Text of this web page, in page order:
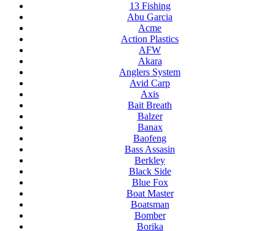
13 Fishing
Abu Garcia
Acme
Action Plastics
AFW
Akara
Anglers System
Avid Carp
Axis
Bait Breath
Balzer
Banax
Baofeng
Bass Assasin
Berkley
Black Side
Blue Fox
Boat Master
Boatsman
Bomber
Borika